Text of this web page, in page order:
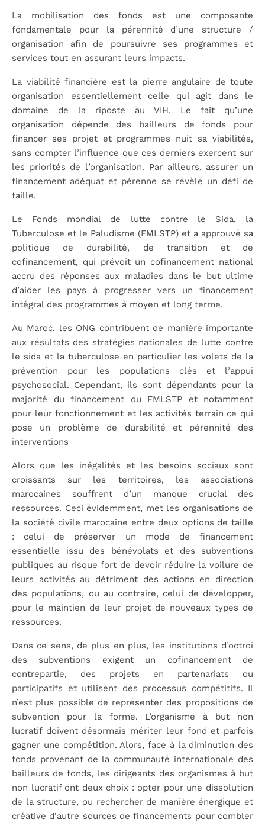
La mobilisation des fonds est une composante
fondamentale pour la pérennité d’une structure /
organisation afin de poursuivre ses programmes et
services tout en assurant leurs impacts.
La viabilité financière est la pierre angulaire de toute
organisation essentiellement celle qui agit dans le
domaine de la riposte au VIH. Le fait qu’une
organisation dépende des bailleurs de fonds pour
financer ses projet et programmes nuit sa viabilités,
sans compter l’influence que ces derniers exercent sur
les priorités de l’organisation. Par ailleurs, assurer un
financement adéquat et pérenne se révèle un défi de
taille.
Le Fonds mondial de lutte contre le Sida, la
Tuberculose et le Paludisme (FMLSTP) et a approuvé sa
politique de durabilité, de transition et de
cofinancement, qui prévoit un cofinancement national
accru des réponses aux maladies dans le but ultime
d’aider les pays à progresser vers un financement
intégral des programmes à moyen et long terme.
Au Maroc, les ONG contribuent de manière importante
aux résultats des stratégies nationales de lutte contre
le sida et la tuberculose en particulier les volets de la
prévention pour les populations clés et l’appui
psychosocial. Cependant, ils sont dépendants pour la
majorité du financement du FMLSTP et notamment
pour leur fonctionnement et les activités terrain ce qui
pose un problème de durabilité et pérennité des
interventions
Alors que les inégalités et les besoins sociaux sont
croissants sur les territoires, les associations
marocaines souffrent d’un manque crucial des
ressources. Ceci évidemment, met les organisations de
la société civile marocaine entre deux options de taille
: celui de préserver un mode de financement
essentielle issu des bénévolats et des subventions
publiques au risque fort de devoir réduire la voilure de
leurs activités au détriment des actions en direction
des populations, ou au contraire, celui de développer,
pour le maintien de leur projet de nouveaux types de
ressources.
Dans ce sens, de plus en plus, les institutions d’octroi
des subventions exigent un cofinancement de
contrepartie, des projets en partenariats ou
participatifs et utilisent des processus compétitifs. Il
n’est plus possible de représenter des propositions de
subvention pour la forme. L’organisme à but non
lucratif doivent désormais mériter leur fond et parfois
gagner une compétition. Alors, face à la diminution des
fonds provenant de la communauté internationale des
bailleurs de fonds, les dirigeants des organismes à but
non lucratif ont deux choix : opter pour une dissolution
de la structure, ou rechercher de manière énergique et
créative d’autre sources de financements pour combler